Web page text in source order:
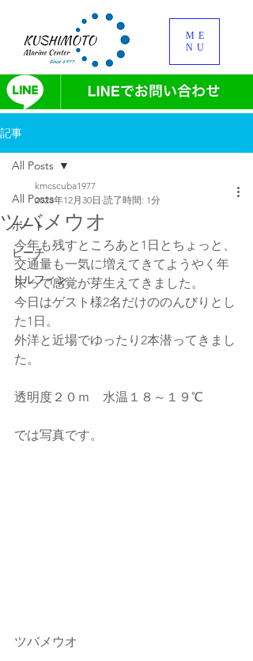
ME
NU
記事
All Posts
ボート
ビーチ
ドルフィン
All Posts
ツバメウオ
kmcscuba1977
2023年12月30日 読了時間: 1分
今年も残すところあと1日とちょっと、
交通量も一気に増えてきてようやく年
末って感覚が芽生えてきました。
今日はゲスト様2名だけののんびりとし
た1日。
外洋と近場でゆったり2本潜ってきまし
た。
透明度２０ｍ　水温１８～１９℃
では写真です。
ツバメウオ